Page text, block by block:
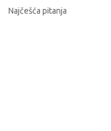
Najčešća pitanja